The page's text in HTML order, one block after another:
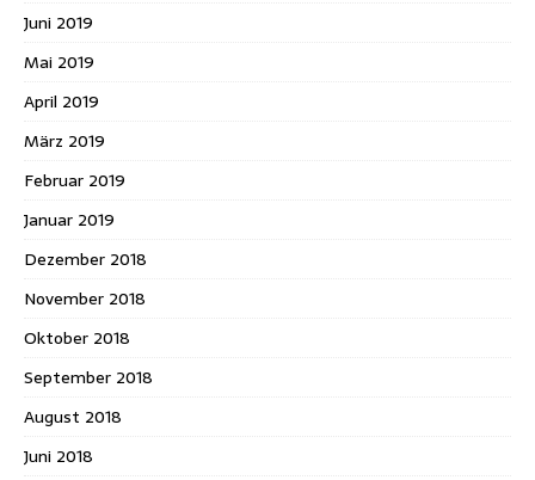
Juni 2019
Mai 2019
April 2019
März 2019
Februar 2019
Januar 2019
Dezember 2018
November 2018
Oktober 2018
September 2018
August 2018
Juni 2018